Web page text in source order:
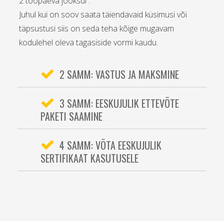
Juhul kui on soov saata täiendavaid küsimusi või
täpsustusi siis on seda teha kõige mugavam
kodulehel oleva tagasiside vormi kaudu.
2 SAMM: VASTUS JA MAKSMINE
3 SAMM: EESKUJULIK ETTEVÕTE
PAKETI SAAMINE
4 SAMM: VÕTA EESKUJULIK
SERTIFIKAAT KASUTUSELE